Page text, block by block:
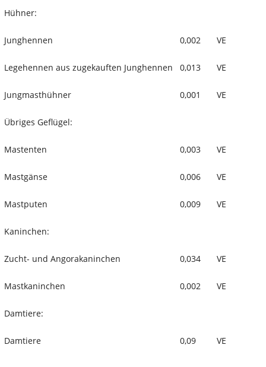
Hühner:
Junghennen 0,002 VE
Legehennen aus zugekauften Junghennen 0,013 VE
Jungmasthühner 0,001 VE
Übriges Geflügel:
Mastenten 0,003 VE
Mastgänse 0,006 VE
Mastputen 0,009 VE
Kaninchen:
Zucht- und Angorakaninchen 0,034 VE
Mastkaninchen 0,002 VE
Damtiere:
Damtiere 0,09 VE